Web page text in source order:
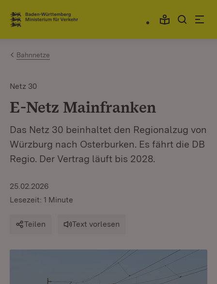
Zum Inhalt springen
Link zur Startseite
Bahnnetze
Netz 30
E-Netz Mainfranken
Das Netz 30 beinhaltet den Regionalzug von
Würzburg nach Osterburken. Es fährt die DB
Regio. Der Vertrag läuft bis 2028.
25.02.2026
Lesezeit: 1 Minute
Teilen Text vorlesen